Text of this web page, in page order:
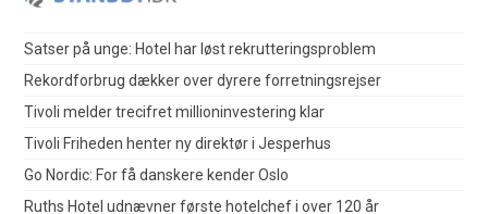
Satser på unge: Hotel har løst rekrutteringsproblem
Rekordforbrug dækker over dyrere forretningsrejser
Tivoli melder trecifret millioninvestering klar
Tivoli Friheden henter ny direktør i Jesperhus
Go Nordic: For få danskere kender Oslo
Ruths Hotel udnævner første hotelchef i over 120 år